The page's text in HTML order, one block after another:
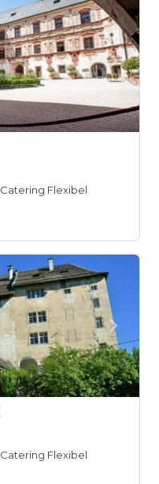
Catering Flexibel
Catering Flexibel